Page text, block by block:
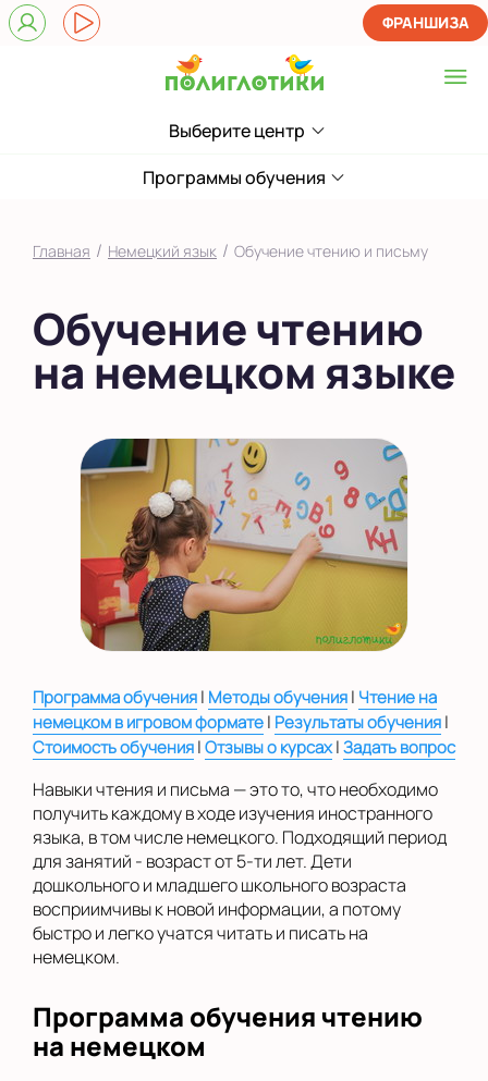
Выберите центр
Выберите центр
Верхние Лихоборы
Ломоносовский
Филевский парк
Якиманка
во Внуково
на Беломорской
на Домодедовской
на Коломенской
в Московской
области
Показать на карте
Выбрать другой город
ФРАНШИЗА
Программы обучения
Главная / Немецкий язык / Обучение чтению и письму
Обучение чтению
на немецком языке
Программа обучения| Методы обучения| Чтение на
немецком в игровом формате| Результаты обучения|
Стоимость обучения|Отзывы о курсах|Задать вопрос
Навыки чтения и письма — это то, что необходимо
получить каждому в ходе изучения иностранного
языка, в том числе немецкого. Подходящий период
для занятий - возраст от 5-ти лет. Дети
дошкольного и младшего школьного возраста
восприимчивы к новой информации, а потому
быстро и легко учатся читать и писать на
немецком.
Программа обучения чтению
на немецком